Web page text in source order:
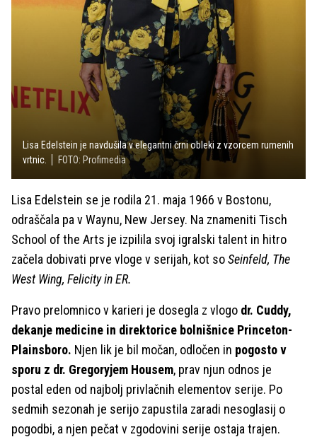
Lisa Edelstein je navdušila v elegantni črni obleki z vzorcem rumenih
vrtnic.
FOTO: Profimedia
Lisa Edelstein se je rodila 21. maja 1966 v Bostonu,
odraščala pa v Waynu, New Jersey. Na znameniti Tisch
School of the Arts je izpilila svoj igralski talent in hitro
začela dobivati prve vloge v serijah, kot soSeinfeld, The
West Wing, Felicity in ER.
Pravo prelomnico v karieri je dosegla z vlogo dr. Cuddy,
dekanje medicine in direktorice bolnišnice Princeton-
Plainsboro. Njen lik je bil močan, odločen in pogosto v
sporu z dr. Gregoryjem Housem, prav njun odnos je
postal eden od najbolj privlačnih elementov serije. Po
sedmih sezonah je serijo zapustila zaradi nesoglasij o
pogodbi, a njen pečat v zgodovini serije ostaja trajen.